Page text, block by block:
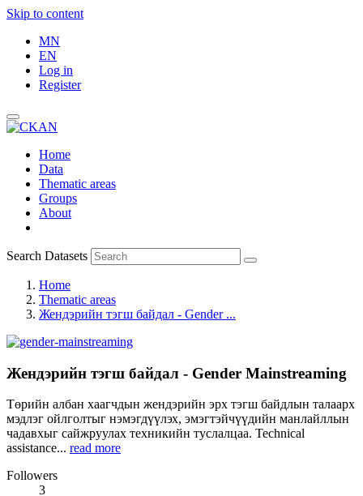
Skip to content
MN
EN
Log in
Register
Home
Data
Thematic areas
Groups
About
Search Datasets
Home
Thematic areas
Жендэрийн тэгш байдал - Gender ...
Жендэрийн тэгш байдал - Gender Mainstreaming
Төрийн албан хаагчдын жендэрийн эрх тэгш байдлын талаарх
мэдлэг ойлголтыг нэмэгдүүлэх, эмэгтэйчүүдийн манлайллын
чадавхыг сайжруулах техникийн туслалцаа. Technical
assistance... read more
Followers
3